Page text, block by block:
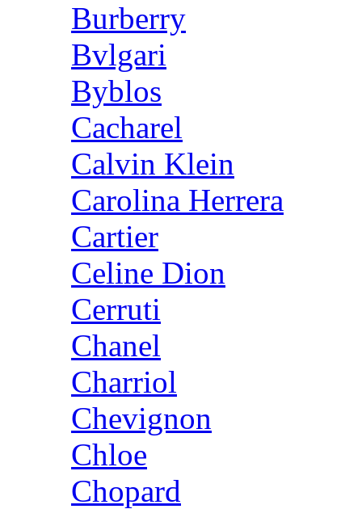
Burberry
Bvlgari
Byblos
Cacharel
Calvin Klein
Carolina Herrera
Cartier
Celine Dion
Cerruti
Chanel
Charriol
Chevignon
Chloe
Chopard